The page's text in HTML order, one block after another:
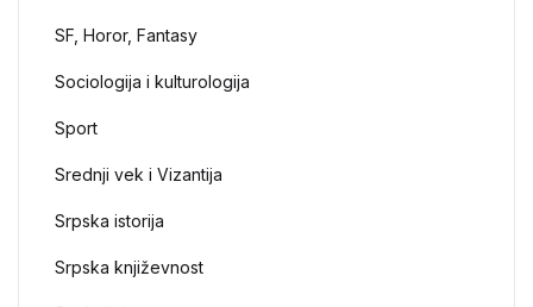
SF, Horor, Fantasy
Sociologija i kulturologija
Sport
Srednji vek i Vizantija
Srpska istorija
Srpska književnost